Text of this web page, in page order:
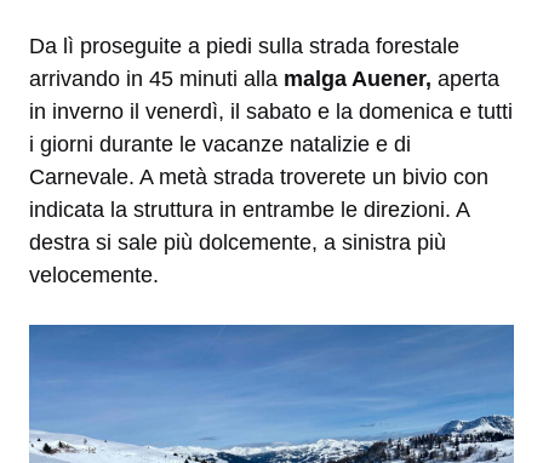
Da lì proseguite a piedi sulla strada forestale
arrivando in 45 minuti alla malga Auener, aperta
in inverno il venerdì, il sabato e la domenica e tutti
i giorni durante le vacanze natalizie e di
Carnevale. A metà strada troverete un bivio con
indicata la struttura in entrambe le direzioni. A
destra si sale più dolcemente, a sinistra più
velocemente.